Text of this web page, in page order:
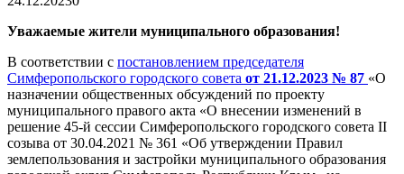
Уважаемые жители муниципального образования!
В соответствии с постановлением председателя
Симферопольского городского совета от 21.12.2023 № 87 «О
назначении общественных обсуждений по проекту
муниципального правого акта «О внесении изменений в
решение 45-й сессии Симферопольского городского совета II
созыва от 30.04.2021 № 361 «Об утверждении Правил
землепользования и застройки муниципального образования